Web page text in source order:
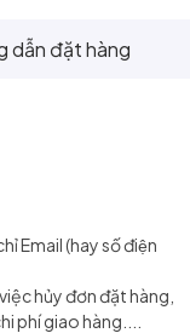
dẫn đặt hàng
Email (hay số điện
hủy đơn đặt hàng,
phí giao hàng....